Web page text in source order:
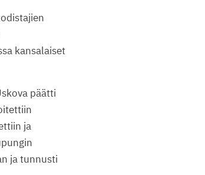
kansalaiset
päätti
ja
ja tunnusti